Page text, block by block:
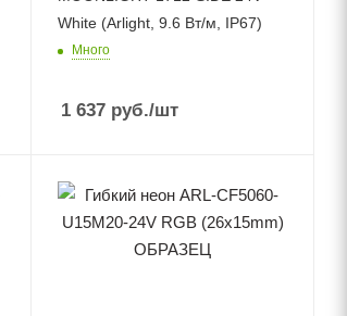
White (Arlight, 9.6 Вт/м, IP67)
Много
1 637 руб./шт